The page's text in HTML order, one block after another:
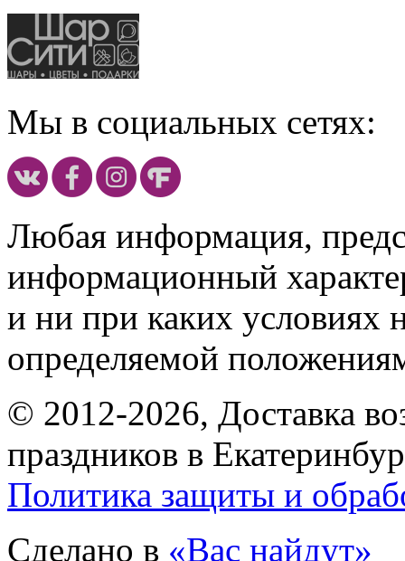
Мы в социальных сетях:
Любая информация,
информационный
и ни при каких условиях
определяемой
© 2012-2026, Доставка
праздников в
Политика защиты и
Сделано в «Вас найдут»